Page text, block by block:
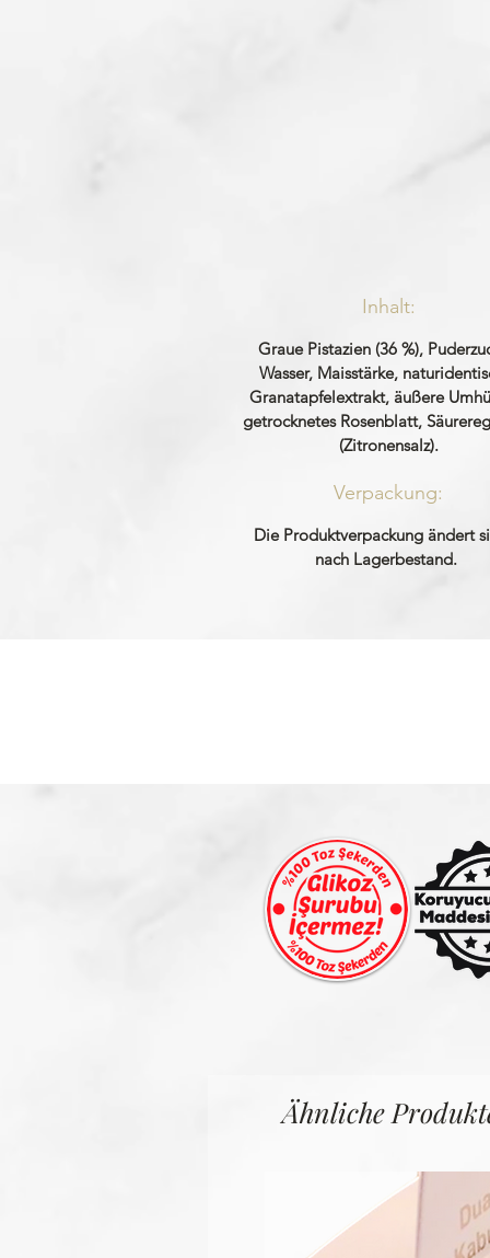
Inhalt:
Graue Pistazien (36 %),
Wasser, Maisstärke,
Granatapfelextrakt, äußere
getrocknetes Rosenblatt,
(Zitronensalz).
Verpackung:
Die Produktverpackung ändert
nach Lagerbestand.
Ähnliche